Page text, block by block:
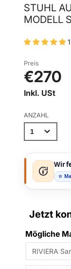
STUHL
MODELL
Preis
€270
Inkl. USt
ANZAHL
Wir
☆
Jetzt
Mögliche
RIVIERA